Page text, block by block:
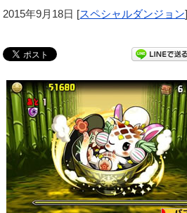
2015年9月18日 [スペシャルダンジョン]